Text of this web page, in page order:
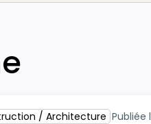
/ Architecture Publiée